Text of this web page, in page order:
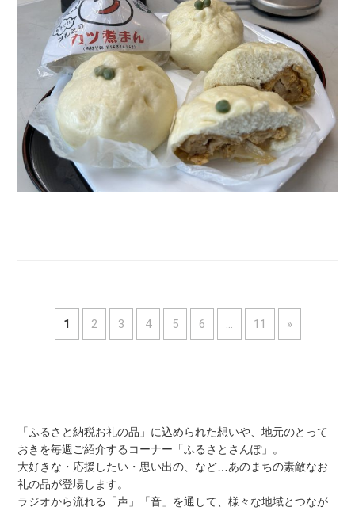
1 2 3 4 5 6 … 11 »
「ふるさと納税お礼の品」に込められた想いや、地元のとって
おきを毎週ご紹介するコーナー「ふるさとさんぽ」。
大好きな・応援したい・思い出の、など…あのまちの素敵なお
礼の品が登場します。
ラジオから流れる「声」「音」を通して、様々な地域とつなが